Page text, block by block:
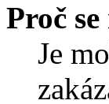
Proč
Je